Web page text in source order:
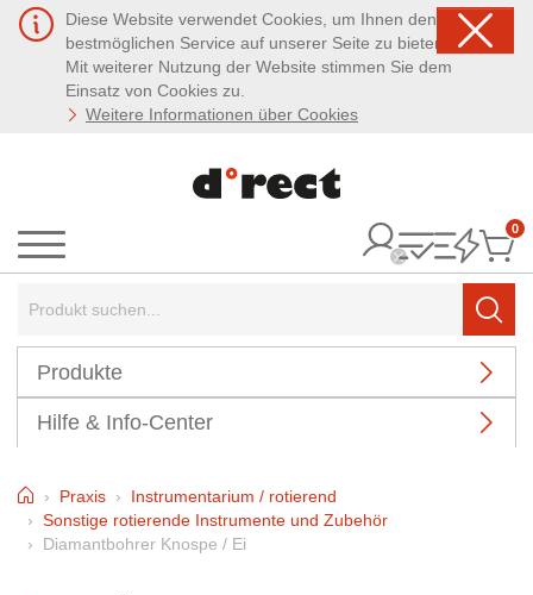
Diese Website verwendet Cookies, um Ihnen den
bestmöglichen Service auf unserer Seite zu bieten.
Mit weiterer Nutzung der Website stimmen Sie dem
Einsatz von Cookies zu.
Weitere Informationen über Cookies
Menü
0
Produkte
Hilfe & Info-Center
HomePraxis
Instrumentarium / rotierend
Sonstige rotierende Instrumente und Zubehör
Diamantbohrer Knospe / Ei